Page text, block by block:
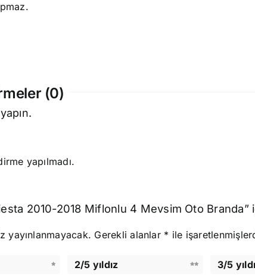
(0)
yapılmadı.
2010-2018 Miflonlu 4 Mevsim Oto
yayınlanmayacak. Gerekli alanlar * ile
2/5 yıldız 3/5